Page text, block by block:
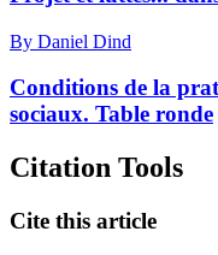
By Daniel Dind
Conditions de la
sociaux. Table ronde
Citation Tools
Cite this article